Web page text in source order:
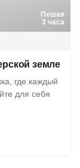
Пешая
3 часа
земле
где каждый
для себя